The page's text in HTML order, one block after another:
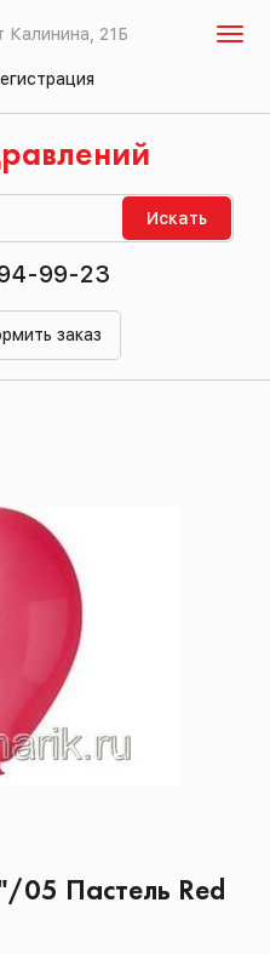
Калинина, 21Б
Искать
99-23
заказ
05 Пастель Red